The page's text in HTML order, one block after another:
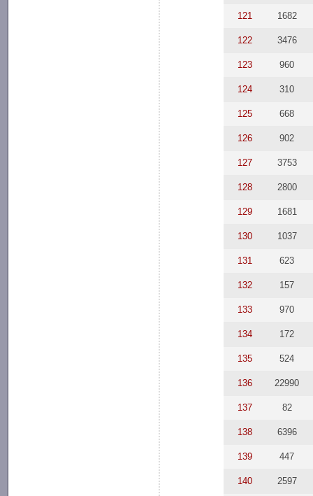
121 1682
122 3476
123 960
124 310
125 668
126 902
127 3753
128 2800
129 1681
130 1037
131 623
132 157
133 970
134 172
135 524
136 22990
137 82
138 6396
139 447
140 2597